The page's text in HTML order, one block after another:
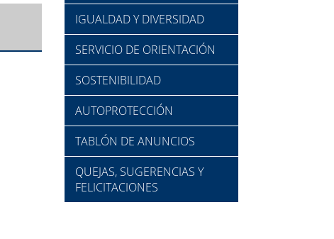
IGUALDAD Y DIVERSIDAD
SERVICIO DE ORIENTACIÓN
SOSTENIBILIDAD
AUTOPROTECCIÓN
TABLÓN DE ANUNCIOS
QUEJAS, SUGERENCIAS Y
FELICITACIONES